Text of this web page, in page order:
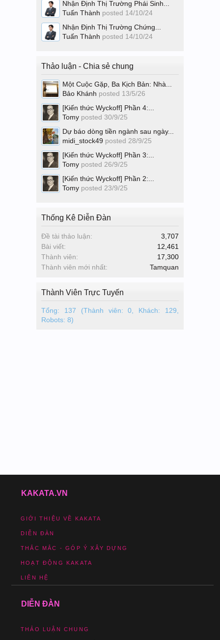
Nhận Định Thị Trường Phái Sinh...
Tuấn Thành posted 14/10/24
Nhận Định Thị Trường Chứng...
Tuấn Thành posted 14/10/24
Thảo luận - Chia sẻ chung
Một Cuộc Gặp, Ba Kịch Bản: Nhà...
Bảo Khánh posted 13/5/26
[Kiến thức Wyckoff] Phần 4:...
Tomy posted 30/9/25
Dự báo dòng tiền ngành sau ngày...
midi_stock49 posted 28/9/25
[Kiến thức Wyckoff] Phần 3:...
Tomy posted 26/9/25
[Kiến thức Wyckoff] Phần 2:...
Tomy posted 23/9/25
Thống Kê Diễn Đàn
Đề tài thảo luận:
3,707
Bài viết:
12,461
Thành viên:
17,300
Thành viên mới nhất:
Tamquan
Thành Viên Trực Tuyến
Tổng: 137 (Thành viên: 0, Khách: 129,
Robots: 8)
KAKATA.VN
GIỚI THIỆU VỀ KAKATA
DIỄN ĐÀN
THẮC MẮC - GÓP Ý XÂY DỰNG
HOẠT ĐỘNG KAKATA
LIÊN HỆ
DIỄN ĐÀN
THẢO LUẬN CHUNG